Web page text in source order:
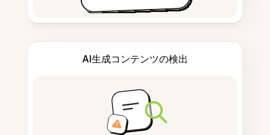
AI生成コンテンツの検出